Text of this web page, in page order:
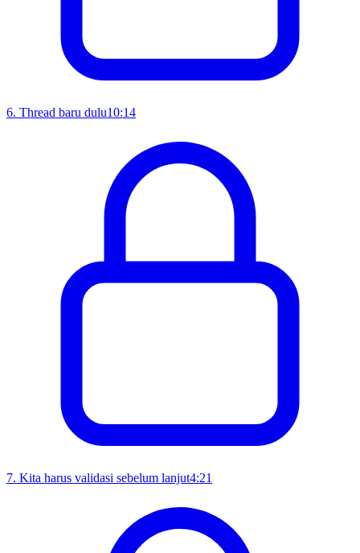
6. Thread baru dulu10:14
7. Kita harus validasi sebelum lanjut4:21